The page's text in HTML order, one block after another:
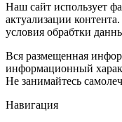
Наш сайт использует
актуализации
условия обрабтки
Вся размещенная
информационный
Не занимайтесь
Навигация